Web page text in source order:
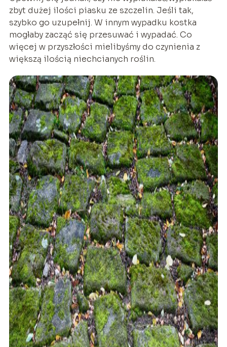
zbyt dużej ilości piasku ze szczelin. Jeśli tak,
szybko go uzupełnij. W innym wypadku kostka
mogłaby zacząć się przesuwać i wypadać. Co
więcej w przyszłości mielibyśmy do czynienia z
większą ilością niechcianych roślin.